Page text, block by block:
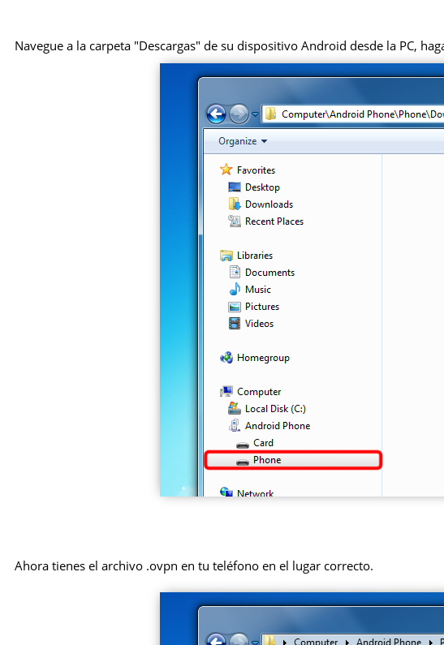
Navegue a la carpeta "Descargas" de su dispositivo Android desde la PC,
Ahora tienes el archivo .ovpn en tu teléfono en el lugar correcto.